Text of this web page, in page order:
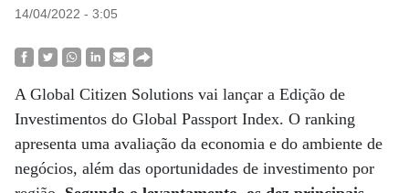
14/04/2022 - 3:05
A Global Citizen Solutions vai lançar a Edição de
Investimentos do Global Passport Index. O ranking
apresenta uma avaliação da economia e do ambiente de
negócios, além das oportunidades de investimento por